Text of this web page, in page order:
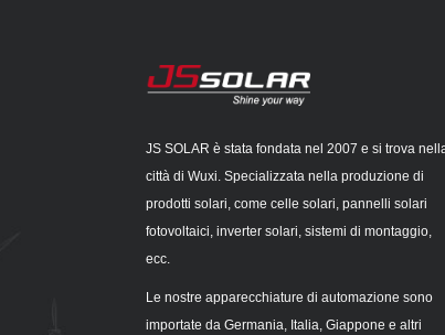
JS SOLAR è stata fondata nel 2007 e si trova
città di Wuxi. Specializzata nella produzione di
prodotti solari, come celle solari, pannelli solari
fotovoltaici, inverter solari, sistemi di montaggio,
ecc.
Le nostre apparecchiature di automazione sono
importate da Germania, Italia, Giappone e altri